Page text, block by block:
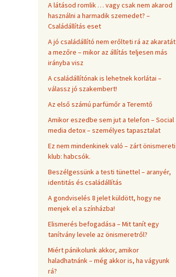
A látásod romlik … vagy csak nem akarod
használni a harmadik szemedet? –
Családállítás eset
A jó családállító nem erőlteti rá az akaratát
a mezőre – mikor az állítás teljesen más
irányba visz
A családállítónak is lehetnek korlátai –
válassz jó szakembert!
Az első számú parfümőr a Teremtő
Amikor eszedbe sem jut a telefon – Social
media detox – személyes tapasztalat
Ez nem mindenkinek való – zárt önismereti
klub: habcsók.
Beszélgessünk a testi tünettel – aranyér,
identitás és családállítás
A gondviselés 8 jelet küldött, hogy ne
menjek el a színházba!
Elismerés befogadása – Mit tanít egy
tanítvány levele az önismeretről?
Miért pánikolunk akkor, amikor
haladhatnánk – még akkor is, ha vágyunk
rá?